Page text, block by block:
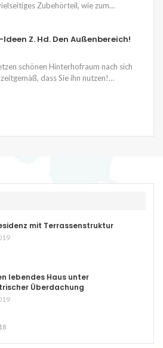
Zubehörteil, wie zum…
Z. Hd. Den Außenbereich!
schönen Hinterhofraum nach sich
dass Sie ihn nutzen!…
mit Terrassenstruktur
lebendes Haus unter
Überdachung